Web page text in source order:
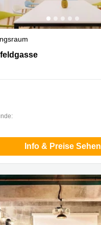
85, Wien
Info & Preise Sehen